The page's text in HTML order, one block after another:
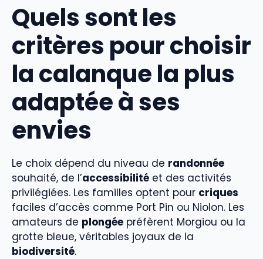
Quels sont les
critères pour choisir
la calanque la plus
adaptée à ses
envies
Le choix dépend du niveau de randonnée
souhaité, de l’accessibilité et des activités
privilégiées. Les familles optent pour criques
faciles d’accès comme Port Pin ou Niolon. Les
amateurs de plongée préfèrent Morgiou ou la
grotte bleue, véritables joyaux de la
biodiversité.